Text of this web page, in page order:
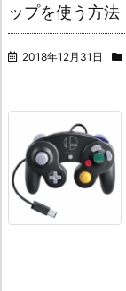
ップを使う方法
2018年12月31日